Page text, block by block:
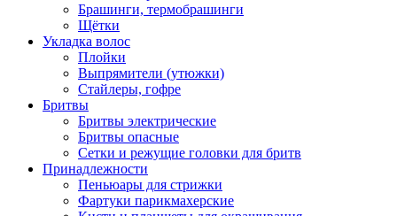
Брашинги, термобрашинги
Щётки
Укладка волос
Плойки
Выпрямители (утюжки)
Стайлеры, гофре
Бритвы
Бритвы электрические
Бритвы опасные
Сетки и режущие головки для бритв
Принадлежности
Пеньюары для стрижки
Фартуки парикмахерские